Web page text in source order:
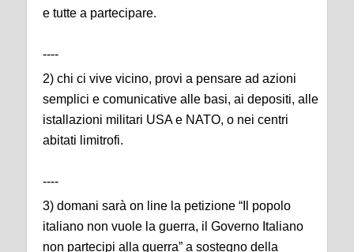
e tutte a partecipare.
----
2) chi ci vive vicino, provi a pensare ad azioni
semplici e comunicative alle basi, ai depositi, alle
istallazioni militari USA e NATO, o nei centri
abitati limitrofi.
----
3) domani sarà on line la petizione “Il popolo
italiano non vuole la guerra, il Governo Italiano
non partecipi alla guerra” a sostegno della